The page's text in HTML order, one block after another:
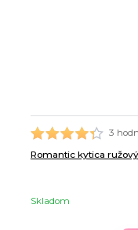
3
Romantic kytica
Skladom